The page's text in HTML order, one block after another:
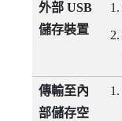
外部 USB
儲存裝置
傳輸至內
部儲存空